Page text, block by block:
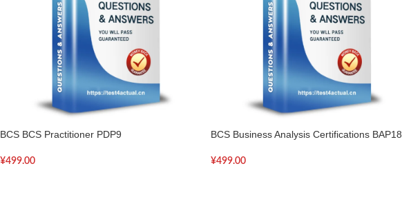
BCS BCS Practitioner PDP9
¥499.00
BCS Business Analysis Certifications BAP18
¥499.00